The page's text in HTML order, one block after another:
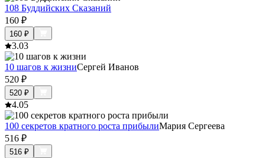
108 Буддийских Сказаний
160 ₽
160 ₽
3.03
10 шагов к жизниСергей Иванов
520 ₽
520 ₽
4.05
100 секретов кратного роста прибылиМария Сергеева
516 ₽
516 ₽